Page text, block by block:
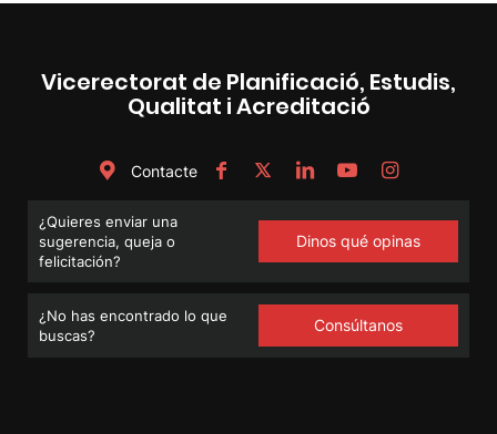
Vicerectorat de Planificació, Estudis,
Qualitat i Acreditació
Contacte
¿Quieres enviar una
sugerencia, queja o
felicitación?
Dinos qué opinas
¿No has encontrado lo que
buscas?
Consúltanos